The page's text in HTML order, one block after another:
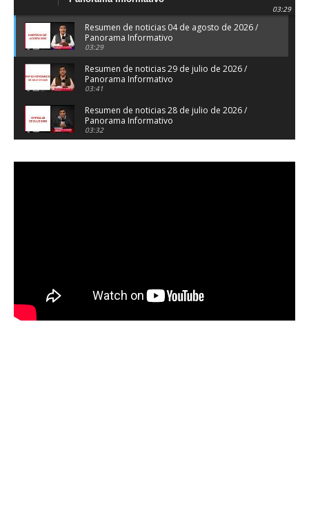
03:29
Resumen de noticias 04 de agosto de 2026 /
Panorama Informativo
03:29
Resumen de noticias 29 de julio de 2026 /
Panorama Informativo
03:41
Resumen de noticias 28 de julio de 2026 /
Panorama Informativo
03:32
Panorama Informativo